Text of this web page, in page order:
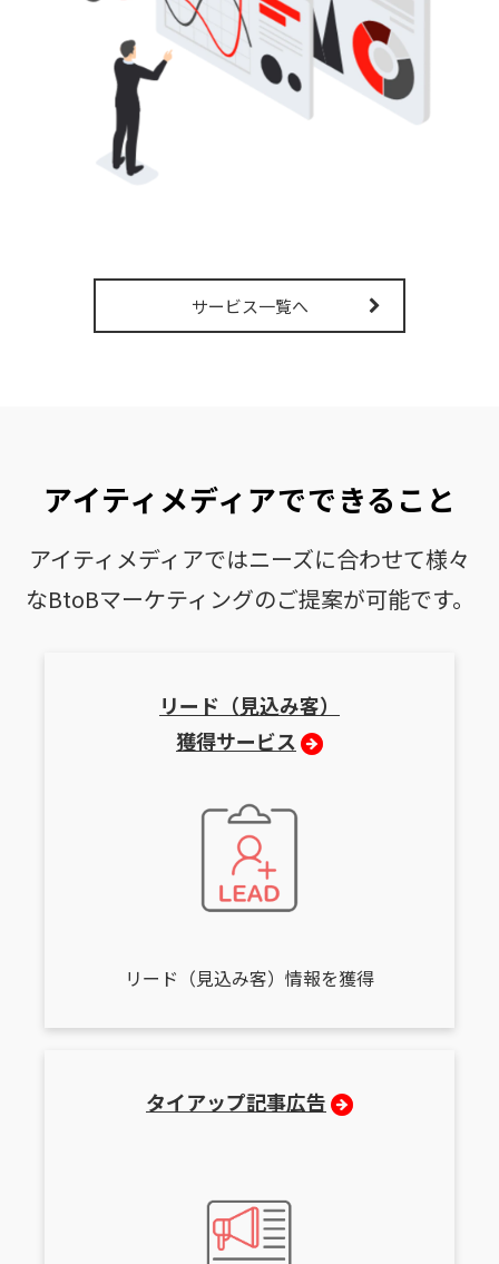
サービス一覧へ
アイティメディアでできること
アイティメディアではニーズに合わせて様々
なBtoBマーケティングのご提案が可能です。
リード（見込み客）
獲得サービス
リード（見込み客）情報を獲得
タイアップ記事広告